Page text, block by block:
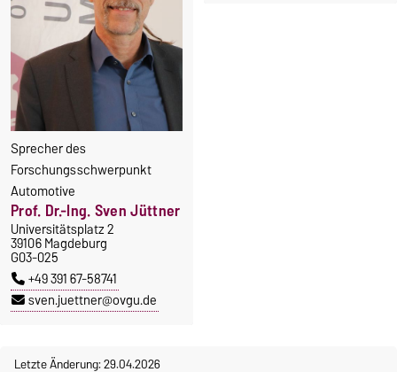
Sprecher des
Forschungsschwerpunkt
Automotive
Prof. Dr.-Ing. Sven Jüttner
Universitätsplatz 2
39106 Magdeburg
G03-025
+49 391 67-58741
sven.juettner@ovgu.de
Letzte Änderung: 29.04.2026